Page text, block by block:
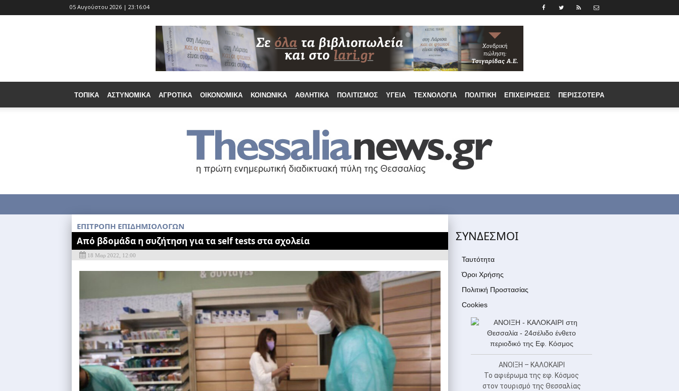
05 Αυγούστου 2026 | 23:16:05
ΤΟΠΙΚΆ ΑΣΤΥΝΟΜΙΚΆ ΑΓΡΟΤΙΚΆ ΟΙΚΟΝΟΜΙΚΆ ΚΟΙΝΩΝΙΚΆ ΑΘΛΗΤΙΚΆ ΠΟΛΙΤΙΣΜΌΣ ΥΓΕΊΑ ΤΕΧΝΟΛΟΓΊΑ ΠΟΛΙΤΙΚΉ ΕΠΙΧΕΙΡΉΣΕΙΣ ΠΕΡΙΣΣΟΤΕΡΑ
ΕΠΙΤΡΟΠΗ ΕΠΙΔΗΜΙΟΛΟΓΩΝ
Από βδομάδα η συζήτηση για τα self tests στα σχολεία
18 Μαρ 2022, 12:00
ΣΥΝΔΕΣΜΟΙ
Ταυτότητα
Όροι Χρήσης
Πολιτική Προστασίας
Cookies
ΑΝΟΙΞΗ – ΚΑΛΟΚΑΙΡΙ
Το αφιέρωμα της εφ. Κόσμος
στον τουρισμό της Θεσσαλίας